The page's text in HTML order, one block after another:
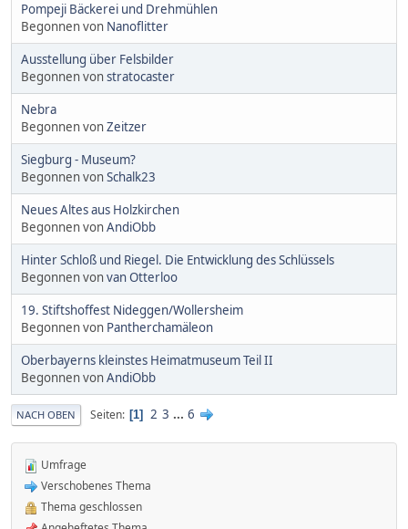
Pompeji Bäckerei und Drehmühlen
Begonnen von Nanoflitter
Ausstellung über Felsbilder
Begonnen vonstratocaster
Nebra
Begonnen vonZeitzer
Siegburg - Museum?
Begonnen vonSchalk23
Neues Altes aus Holzkirchen
Begonnen vonAndiObb
Hinter Schloß und Riegel. Die Entwicklung des Schlüssels
Begonnen vonvan Otterloo
19. Stiftshoffest Nideggen/Wollersheim
Begonnen von Pantherchamäleon
Oberbayerns kleinstes Heimatmuseum Teil II
Begonnen vonAndiObb
NACH OBEN Seiten 1 2 3 ... 6
Umfrage
Verschobenes Thema
Thema geschlossen